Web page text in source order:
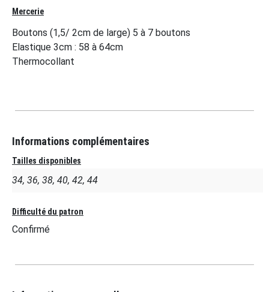
Mercerie
Boutons (1,5/ 2cm de large) 5 à 7 boutons
Elastique 3cm : 58 à 64cm
Thermocollant
Informations complémentaires
Tailles disponibles
34, 36, 38, 40, 42, 44
Difficulté du patron
Confirmé